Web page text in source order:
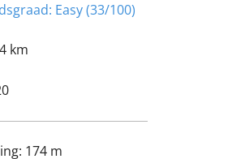
Easy (33/100)
km
174 m